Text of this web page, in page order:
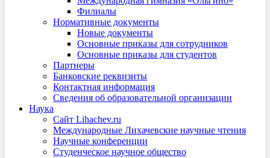
Филиалы
Нормативные документы
Новые документы
Основные приказы для сотрудников
Основные приказы для студентов
Партнеры
Банковские реквизиты
Контактная информация
Сведения об образовательной организации
Наука
Сайт Lihachev.ru
Международные Лихачевские научные чтения
Научные конференции
Студенческое научное общество